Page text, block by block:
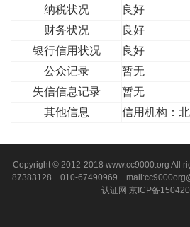
纳税状况
良好
财务状况
良好
银行信用状况
良好
公众记录
暂无
失信信息记录
暂无
其他信息
信用机构：
Copyright © 2012-2018 www.cc9000.org All
87383128 010-67490969
认证网 京ICP备